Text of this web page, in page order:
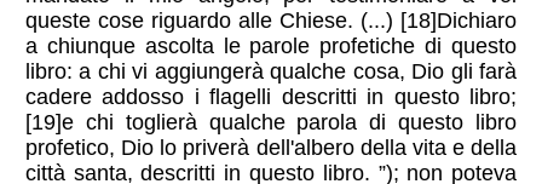
queste cose riguardo alle Chiese. (...) [18]Dichiaro
a chiunque ascolta le parole profetiche di questo
libro: a chi vi aggiungerà qualche cosa, Dio gli farà
cadere addosso i flagelli descritti in questo libro;
[19]e chi toglierà qualche parola di questo libro
profetico, Dio lo priverà dell'albero della vita e della
città santa, descritti in questo libro. ”); non poteva